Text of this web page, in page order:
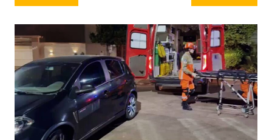
de
Post